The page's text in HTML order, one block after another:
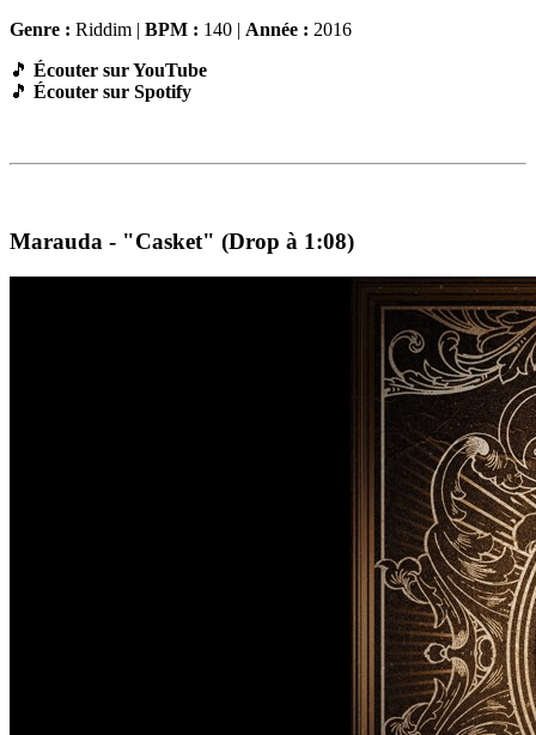
Genre : Riddim | BPM : 140 | Année : 2016
🎵 Écouter sur YouTube
🎵 Écouter sur Spotify
Marauda - "Casket" (Drop à 1:08)